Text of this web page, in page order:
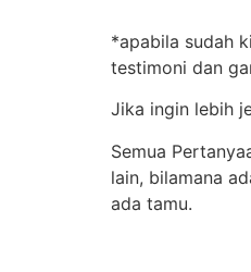
*apabila sudah
testimoni dan
Jika ingin lebih
Semua
lain, bilamana
ada tamu.